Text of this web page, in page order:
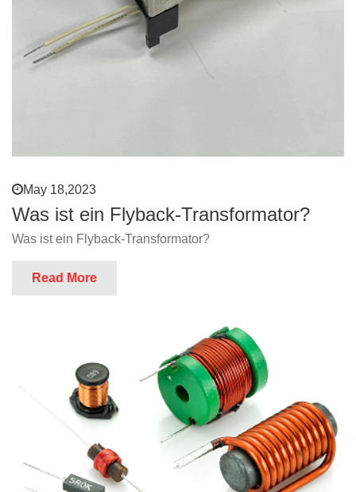
May 18,2023
Was ist ein Flyback-Transformator?
Was ist ein Flyback-Transformator?
Read More